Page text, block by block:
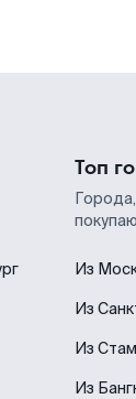
Топ
Из
Из
Из
Из